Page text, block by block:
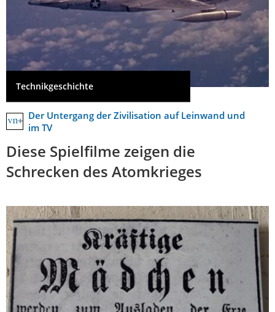
Technikgeschichte
Der Untergang der Zivilisation auf Leinwand und
im TV
Diese Spielfilme zeigen die
Schrecken des Atomkrieges